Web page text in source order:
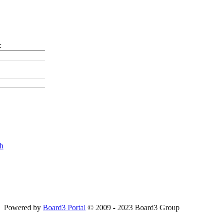
Powered by Board3 Portal © 2009 - 2023 Board3 Group